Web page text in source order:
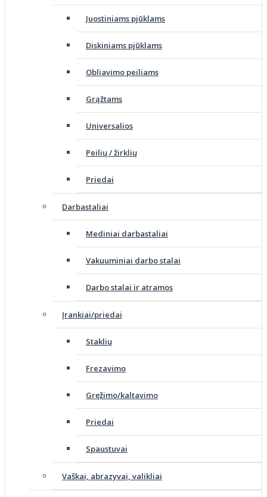
Juostiniams pjūklams
Diskiniams pjūklams
Obliavimo peiliams
Grąžtams
Universalios
Peilių / žirklių
Priedai
Darbastaliai
Mediniai darbastaliai
Vakuuminiai darbo stalai
Darbo stalai ir atramos
Įrankiai/priedai
Staklių
Frezavimo
Gręžimo/kaltavimo
Priedai
Spaustuvai
Vaškai, abrazyvai, valikliai